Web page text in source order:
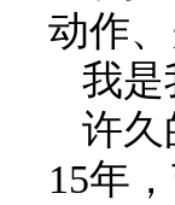
动作
我是
许久
15年